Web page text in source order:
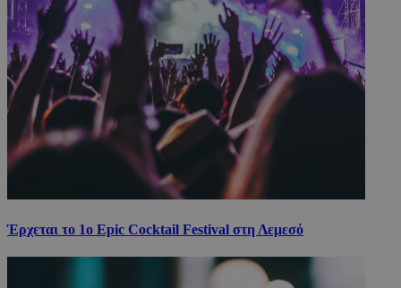
Έρχεται το 1ο Epic Cocktail Festival στη Λεμεσό